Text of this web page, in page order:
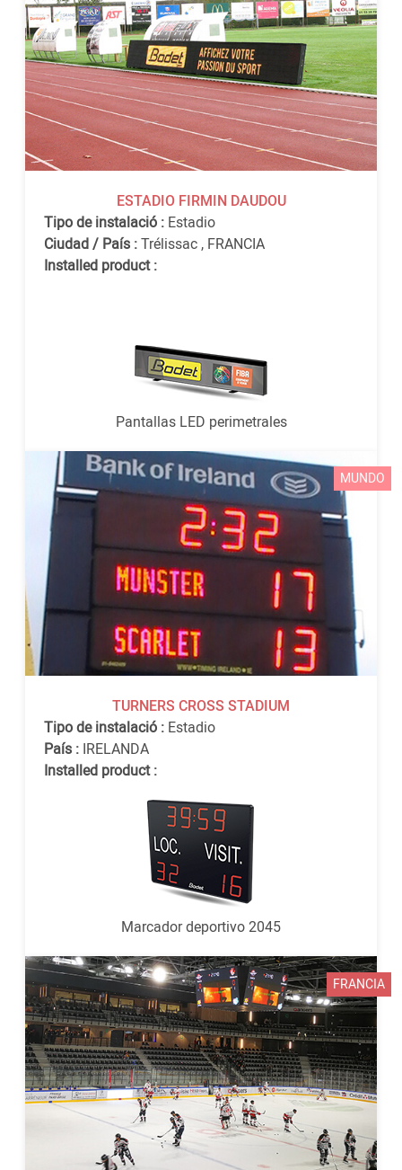
ESTADIO FIRMIN DAUDOU
Tipo de instalació : Estadio
Ciudad / País :Trélissac , FRANCIA
Installed product :
Pantallas LED perimetrales
TURNERS CROSS STADIUM
Tipo de instalació : Estadio
País : IRELANDA
MUNDO
Installed product :
Marcador deportivo 2045
FRANCIA